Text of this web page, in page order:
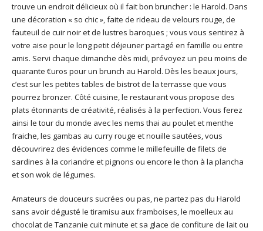
trouve un endroit délicieux où il fait bon bruncher : le Harold. Dans
une décoration « so chic », faite de rideau de velours rouge, de
fauteuil de cuir noir et de lustres baroques ; vous vous sentirez à
votre aise pour le long petit déjeuner partagé en famille ou entre
amis. Servi chaque dimanche dès midi, prévoyez un peu moins de
quarante €uros pour un brunch au Harold. Dès les beaux jours,
c’est sur les petites tables de bistrot de la terrasse que vous
pourrez bronzer. Côté cuisine, le restaurant vous propose des
plats étonnants de créativité, réalisés à la perfection. Vous ferez
ainsi le tour du monde avec les nems thai au poulet et menthe
fraiche, les gambas au curry rouge et nouille sautées, vous
découvrirez des évidences comme le millefeuille de filets de
sardines à la coriandre et pignons ou encore le thon à la plancha
et son wok de légumes.
Amateurs de douceurs sucrées ou pas, ne partez pas du Harold
sans avoir dégusté le tiramisu aux framboises, le moelleux au
chocolat de Tanzanie cuit minute et sa glace de confiture de lait ou